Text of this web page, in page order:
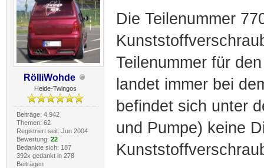
RölliWohde
Heide-Twingos
Beiträge: 4.942
Themen: 62
Registriert seit: Jun 2004
Bewertung: 22
Bedankte sich: 187
392x gedankt in 278
Beiträgen
Die Teilenummer
Teilenummer für
landet immer bei
befindet sich unter
und Pumpe) keine